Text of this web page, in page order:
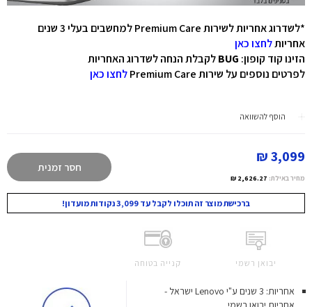
*לשדרוג אחריות לשירות Premium Care למחשבים בעלי 3 שנים
אחריותלחצו כאן
הזינו קוד קופון: BUGלקבלת הנחה לשדרוג האחריות
לפרטים נוספים על שירות Premium Care
לחצו כאן
הוסף להשוואה
3,099 ₪
מחיר באילת: 2,626.27 ₪
חסר זמנית
ברכישת מוצר זה תוכלו לקבל עד 3,099 נקודות מועדון!
יבואן רשמי קנייה בטוחה
אחריות: 3 שנים ע"י Lenovo ישראל -